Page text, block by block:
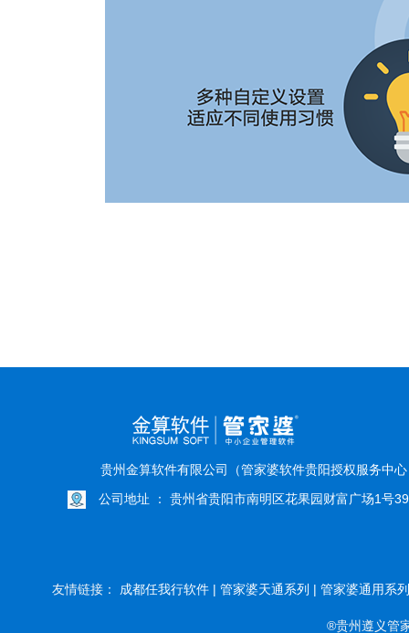
贵州金算软件有限公司（管家婆软件贵阳授权服务中
公司地址 ： 贵州省贵阳市南明区花果园财富广场1号
友情链接： 成都任我行软件 | 管家婆天通系列 | 管家婆通用系
®贵州遵义管